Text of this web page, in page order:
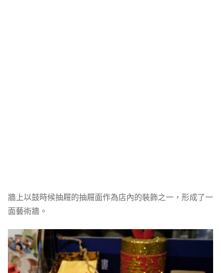
牆上以鼓時候抽屜的抽屜面作為店內的裝飾之一，形成了一
面藝術牆。